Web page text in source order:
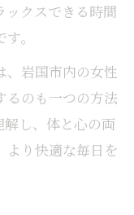
ックスできる時間
。
、岩国市内の女性
るのも一つの方法
し、体と心の両
より快適な毎日を